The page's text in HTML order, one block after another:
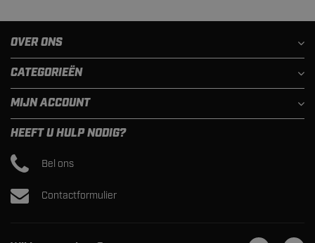
OVER ONS
CATEGORIEËN
MIJN ACCOUNT
HEEFT U HULP NODIG?
Bel ons
Contactformulier